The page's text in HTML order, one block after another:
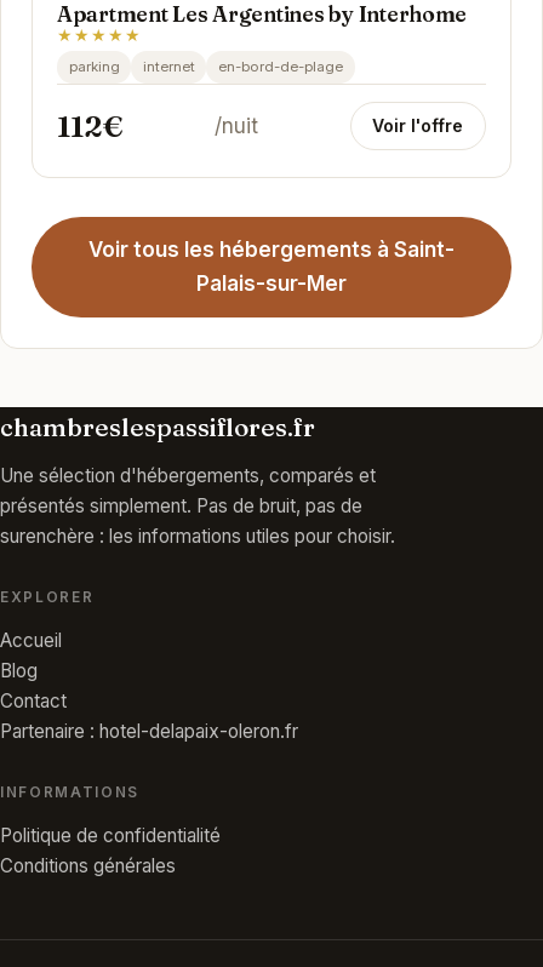
Apartment Les Argentines by Interhome
★★★★★
parking internet en-bord-de-plage
112€ /nuit Voir l'offre
Voir tous les hébergements à Saint-
Palais-sur-Mer
chambreslespassiflores.fr
Une sélection d'hébergements, comparés et
présentés simplement. Pas de bruit, pas de
surenchère : les informations utiles pour choisir.
EXPLORER
Accueil
Blog
Contact
Partenaire : hotel-delapaix-oleron.fr
INFORMATIONS
Politique de confidentialité
Conditions générales